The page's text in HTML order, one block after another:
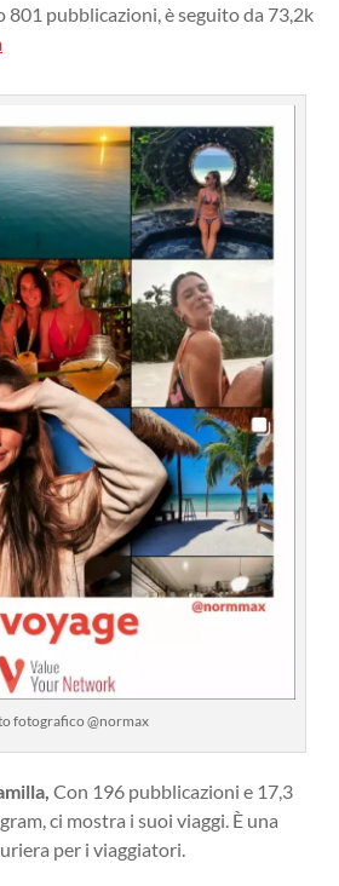
801 pubblicazioni, è seguito da 73,2k
fotografico @normax
Con 196 pubblicazioni e 17,3
ci mostra i suoi viaggi. È una
per i viaggiatori.